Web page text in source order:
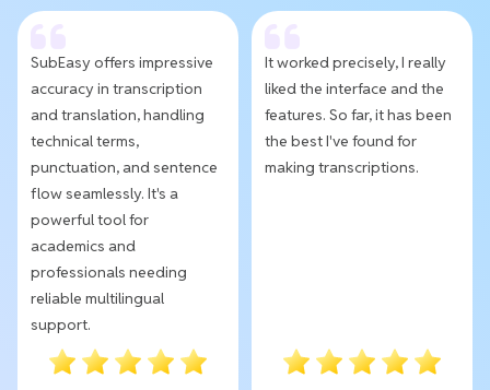
SubEasy offers impressive
accuracy in transcription
and translation, handling
technical terms,
punctuation, and sentence
flow seamlessly. It's a
powerful tool for
academics and
professionals needing
reliable multilingual
support.
It worked precisely, I really
liked the interface and the
features. So far, it has been
the best I've found for
making transcriptions.